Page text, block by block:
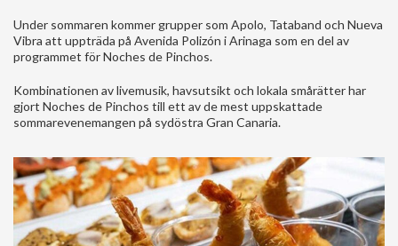
Under sommaren kommer grupper som Apolo, Tataband och Nueva
Vibra att uppträda på Avenida Polizón i Arinaga som en del av
programmet för Noches de Pinchos.
Kombinationen av livemusik, havsutsikt och lokala smårätter har
gjort Noches de Pinchos till ett av de mest uppskattade
sommarevenemangen på sydöstra Gran Canaria.